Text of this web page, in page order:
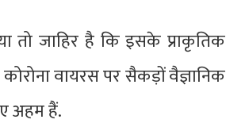
तो जाहिर है कि इसके प्राकृतिक
वायरस पर सैकड़ों वैज्ञानिक
अहम हैं.